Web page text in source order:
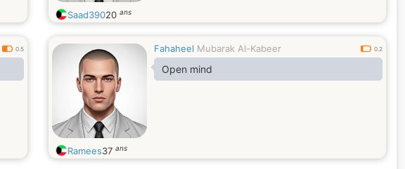
Saad39020 ans
0.5 Fahaheel Mubarak Al-Kabeer 0.2
Open mind
Ramees37 ans